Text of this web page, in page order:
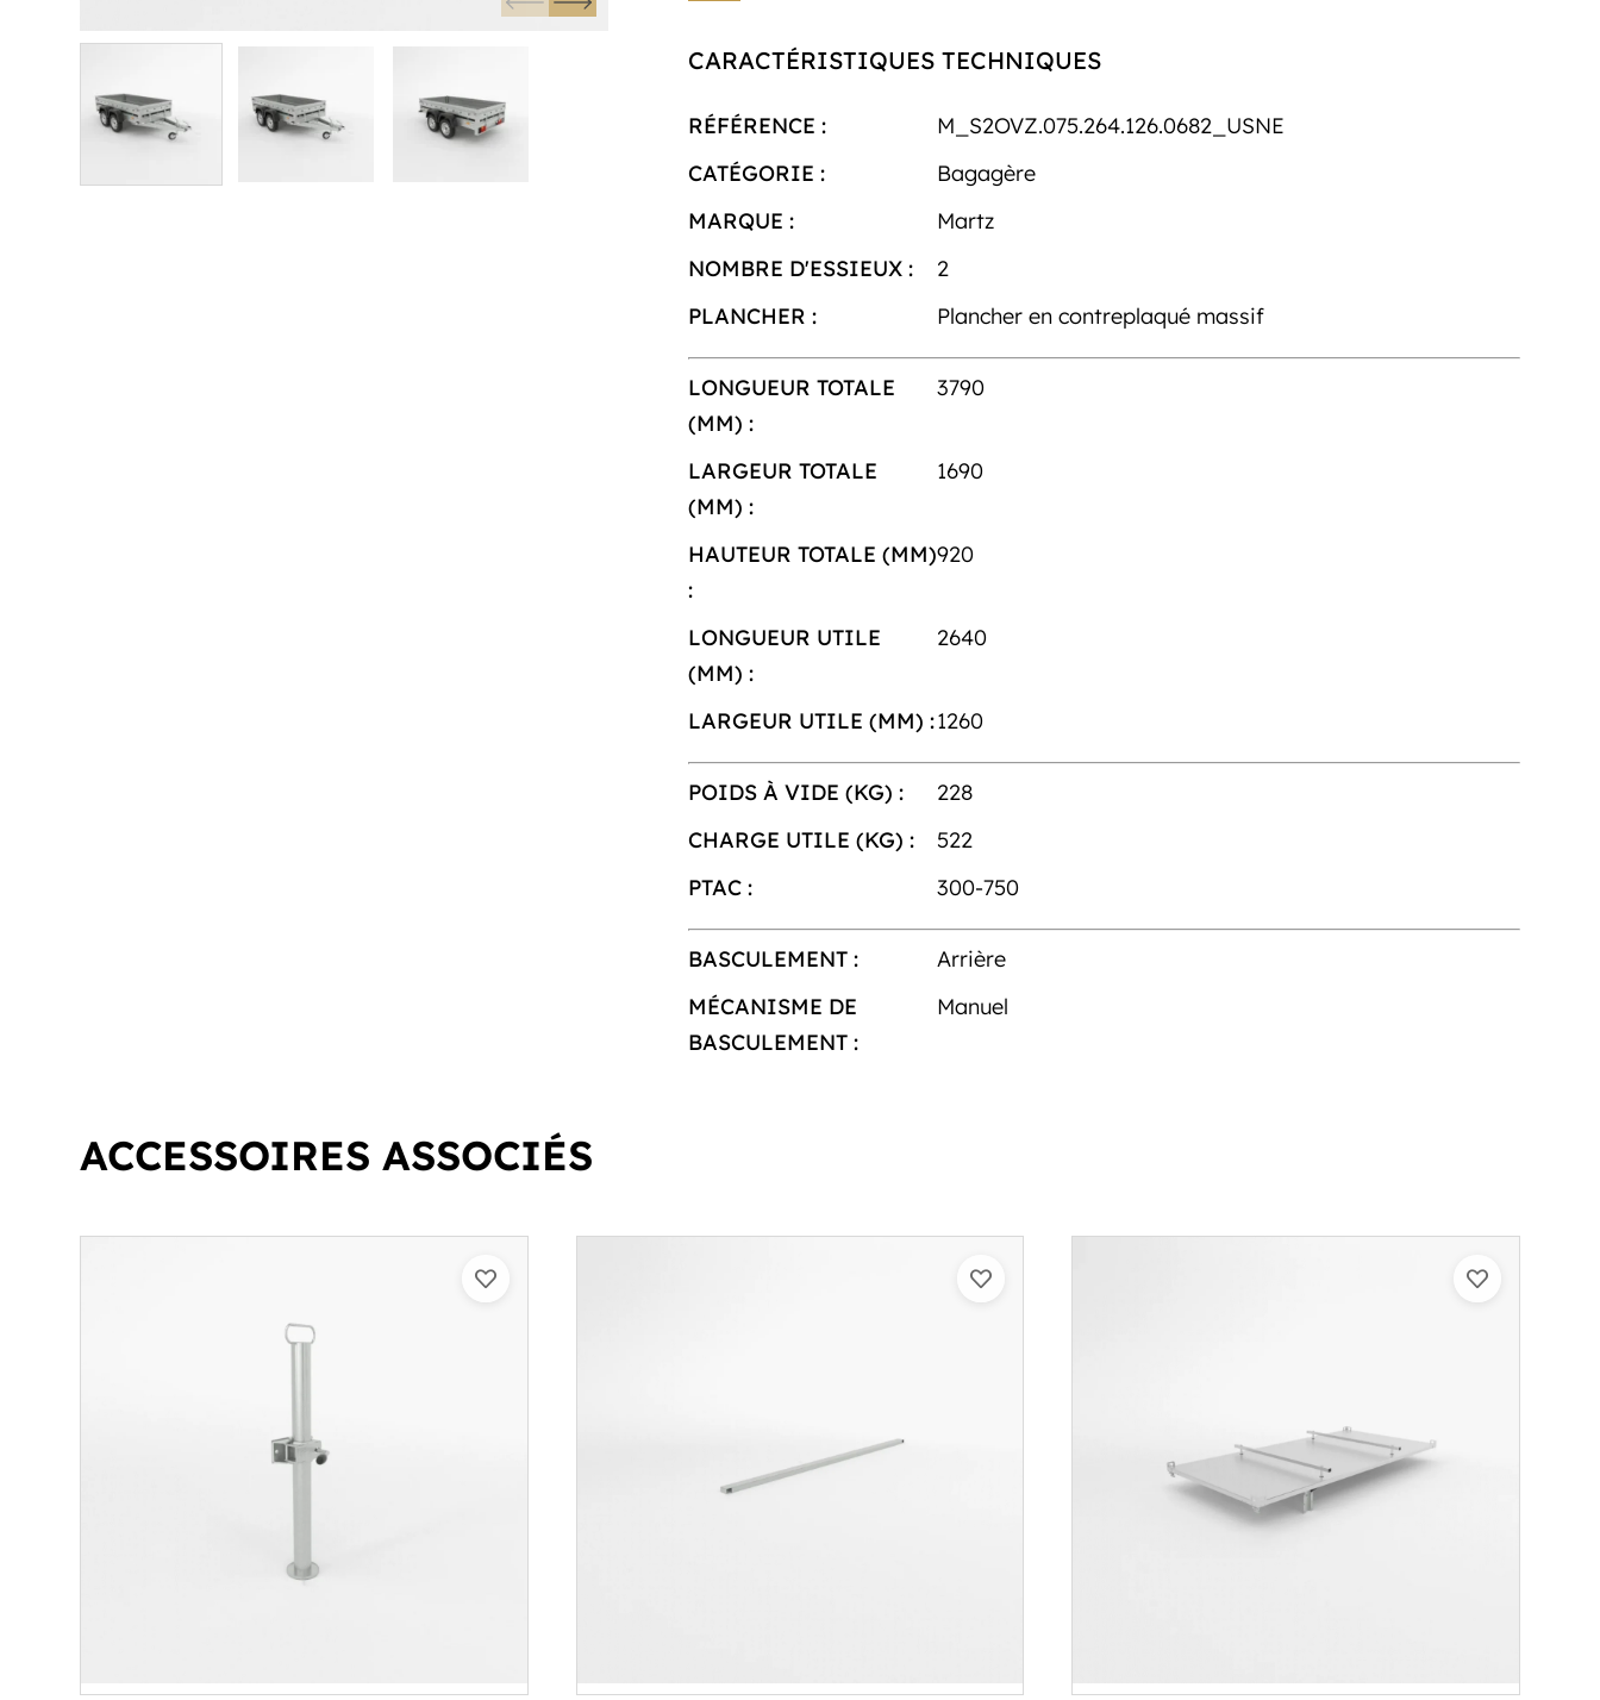
CARACTÉRISTIQUES TECHNIQUES
RÉFÉRENCE :
M_S2OVZ.075.264.126.0682_USNE
CATÉGORIE :
Bagagère
MARQUE :
Martz
NOMBRE D'ESSIEUX :
2
PLANCHER :
Plancher en contreplaqué massif
LONGUEUR TOTALE
(MM) :
3790
LARGEUR TOTALE
(MM) :
1690
HAUTEUR TOTALE (MM)
:
920
LONGUEUR UTILE
(MM) :
2640
LARGEUR UTILE (MM) :1260
POIDS À VIDE (KG) :
228
CHARGE UTILE (KG) :
522
PTAC :
300-750
BASCULEMENT :
Arrière
MÉCANISME DE
BASCULEMENT :
Manuel
ACCESSOIRES ASSOCIÉS